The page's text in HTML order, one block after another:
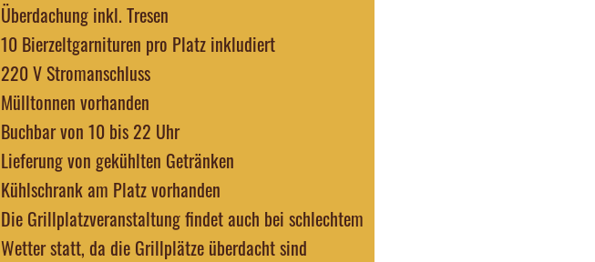
Überdachung inkl. Tresen
10 Bierzeltgarnituren pro Platz inkludiert
220 V Stromanschluss
Mülltonnen vorhanden
Buchbar von 10 bis 22 Uhr
Lieferung von gekühlten Getränken
Kühlschrank am Platz vorhanden
Die Grillplatzveranstaltung findet auch bei schlechtem
Wetter statt, da die Grillplätze überdacht sind